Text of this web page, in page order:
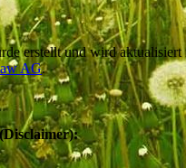
erstellt und wird aktualisiert
AG.